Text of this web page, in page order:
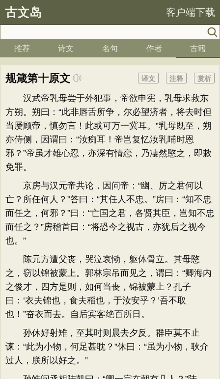
古文岛 客户端下载
推荐 诗文 名句 作者 古籍
规箴第十原文 赏析
注释
译文
汉武帝乳母尝于外犯事，帝欲申宪，乳母求救东
方朔。朔曰：“此非唇舌所争，尔必望济者，将去时但
当屡顾帝，慎勿言！此或可万一冀耳。”乳母既至，朔
亦侍侧，因谓曰：“汝痴耳！帝岂复忆汝乳哺时恩
邪？”帝虽才雄心忍，亦深有情恋，乃凄然愍之，即敕
免罪。
京房与汉元帝共论，因问帝：“幽、厉之君何以
亡？所任何人？”答曰：“其任人不忠。”房曰：“知不忠
而任之，何邪？”曰：“亡国之君，各贤其臣，岂知不忠
而任之？”房稽首曰：“将恐今之视古，亦犹后之视今
也。”
陈元方遭父丧，哭泣哀恸，躯体骨立。其母愍
之，窃以锦被蒙上。郭林宗吊而见之，谓曰：“卿海内
之俊才，四方是则，如何当丧，锦被蒙上？孔子
曰：‘衣夫锦也，食夫稻也，于汝安乎？’吾不取
也！”奋衣而去。自后宾客绝百所日。
孙休好射雉，至其时则晨去夕反。群臣莫不止
谏：“此为小物，何足甚耽？”休曰：“虽为小物，耿介
过人，朕所以好之。”